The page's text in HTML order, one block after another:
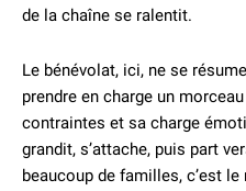
de la chaîne se ralentit.
Le bénévolat, ici, ne se
prendre en charge un
contraintes et sa charge
grandit, s’attache, puis part
beaucoup de familles, c’est